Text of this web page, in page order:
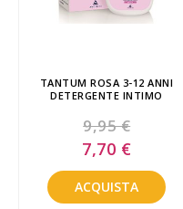
TANTUM ROSA 3-12 ANNI
DETERGENTE INTIMO
9,95 €
Special
Price
7,70 €
ACQUISTA